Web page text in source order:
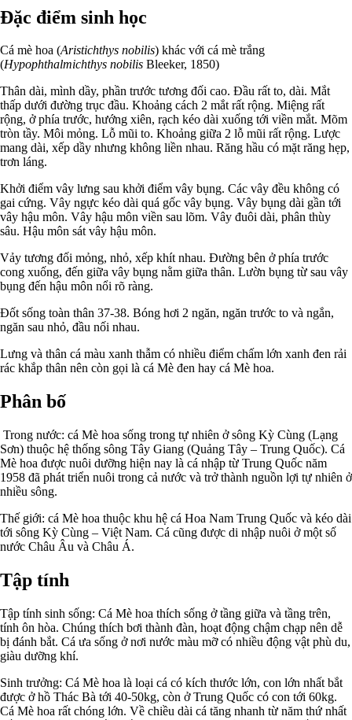
Đặc điểm sinh học
Cá mè hoa (Aristichthys nobilis) khác với cá mè trắng
(Hypophthalmichthys nobilis Bleeker, 1850)
Thân dài, mình dầy, phần trước tương đối cao. Đầu rất to, dài. Mắt
thấp dưới đường trục đầu. Khoảng cách 2 mắt rất rộng. Miệng rất
rộng, ở phía trước, hướng xiên, rạch kéo dài xuống tới viền mắt. Mõm
tròn tầy. Môi mỏng. Lỗ mũi to. Khoảng giữa 2 lỗ mũi rất rộng. Lược
mang dài, xếp dầy nhưng không liền nhau. Răng hầu có mặt răng hẹp,
trơn láng.
Khởi điểm vây lưng sau khởi điểm vây bụng. Các vây đều không có
gai cứng. Vây ngực kéo dài quá gốc vây bụng. Vây bụng dài gần tới
vây hậu môn. Vây hậu môn viền sau lõm. Vây đuôi dài, phân thùy
sâu. Hậu môn sát vây hậu môn.
Vảy tương đối mỏng, nhỏ, xếp khít nhau. Đường bên ở phía trước
cong xuống, đến giữa vây bụng nằm giữa thân. Lườn bụng từ sau vây
bụng đến hậu môn nổi rõ ràng.
Đốt sống toàn thân 37-38. Bóng hơi 2 ngăn, ngăn trước to và ngắn,
ngăn sau nhỏ, đầu nối nhau.
Lưng và thân cá màu xanh thẫm có nhiều điểm chấm lớn xanh đen rải
rác khắp thân nên còn gọi là cá Mè đen hay cá Mè hoa.
Phân bố
Trong nước: cá Mè hoa sống trong tự nhiên ở sông Kỳ Cùng (Lạng
Sơn) thuộc hệ thống sông Tây Giang (Quảng Tây – Trung Quốc). Cá
Mè hoa được nuôi dưỡng hiện nay là cá nhập từ Trung Quốc năm
1958 đã phát triển nuôi trong cả nước và trở thành nguồn lợi tự nhiên ở
nhiều sông.
Thế giới: cá Mè hoa thuộc khu hệ cá Hoa Nam Trung Quốc và kéo dài
tới sông Kỳ Cùng – Việt Nam. Cá cũng được di nhập nuôi ở một số
nước Châu Âu và Châu Á.
Tập tính
Tập tính sinh sống: Cá Mè hoa thích sống ở tầng giữa và tầng trên,
tính ôn hòa. Chúng thích bơi thành đàn, hoạt động chậm chạp nên dễ
bị đánh bắt. Cá ưa sống ở nơi nước màu mỡ có nhiều động vật phù du,
giàu dưỡng khí.
Sinh trưởng: Cá Mè hoa là loại cá có kích thước lớn, con lớn nhất bắt
được ở hồ Thác Bà tới 40-50kg, còn ở Trung Quốc có con tới 60kg.
Cá Mè hoa rất chóng lớn. Về chiều dài cá tăng nhanh từ năm thứ nhất